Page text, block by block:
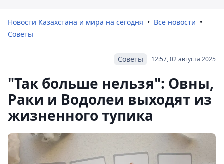
Новости Казахстана и мира на сегодня
Все новости
Советы
12:57, 02 августа 2025
Советы
"Так больше нельзя": Овны,
Раки и Водолеи выходят из
жизненного тупика